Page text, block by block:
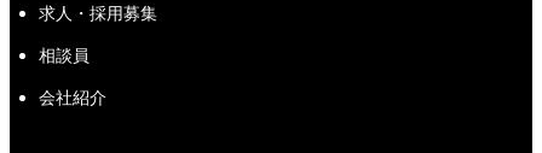
求人・採用募集
相談員
会社紹介